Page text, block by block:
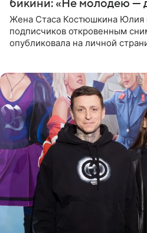
бикини: «Не молодею —
Жена Стаса Костюшкина Юлия
подписчиков откровенным
опубликовала на личной